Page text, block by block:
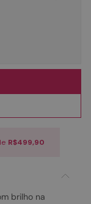
R$499,90
brilho na